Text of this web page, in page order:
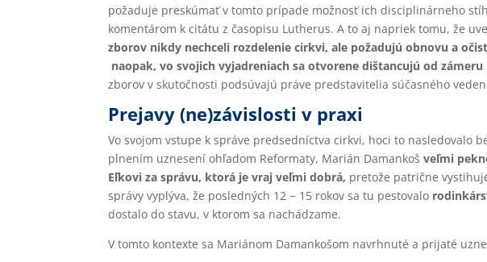
požaduje preskúmať v tomto prípade možnosť ich disciplinárneho
komentárom k citátu z časopisu Lutherus. A to aj napriek tomu, že
zborov nikdy nechceli rozdelenie cirkvi, ale požadujú obnovu a
naopak, vo svojich vyjadreniach sa otvorene dištancujú od
zborov v skutočnosti podsúvajú práve predstavitelia súčasného
Prejavy (ne)závislosti v praxi
Vo svojom vstupe k správe predsedníctva cirkvi, hoci to nasledovalo
plnením uznesení ohľadom Reformaty, Marián Damankošveľmi
Eľkovi za správu, ktorá je vraj veľmi dobrá, pretože patrične
správy vyplýva, že posledných 12 − 15 rokov sa tu pestovalo
dostalo do stavu, v ktorom sa nachádzame.
V tomto kontexte sa Mariánom Damankošom navrhnuté a prijaté